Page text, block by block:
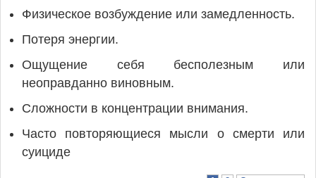
Физическое возбуждение или замедленность.
Потеря энергии.
Ощущение себя бесполезным или
неоправданно виновным.
Сложности в концентрации внимания.
Часто повторяющиеся мысли о смерти или
суициде